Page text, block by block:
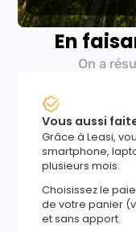
En
On a
Vous aussi
Grâce à Leasi,
smartphone,
plusieurs mois.
Choisissez le
de votre panier
et sans apport.